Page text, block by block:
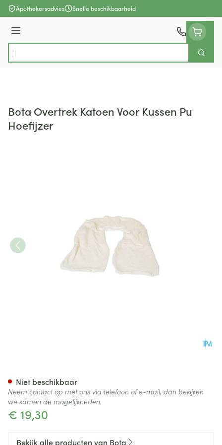
Ga naar de inhoud
Apothekersadvies Snelle beschikbaarheid
Menu
Product, merk, categorie...
Zoek
Bota Overtrek Katoen Voor Kussen Pu
Hoefijzer
€ 19,30
Niet beschikbaar
Neem contact op met ons via telefoon of e-mail, dan bekijken
we samen de mogelijkheden.
Bekijk alle producten van Bota